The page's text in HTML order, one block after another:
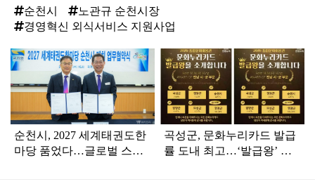
순천시
노관규 순천시장
경영혁신 외식서비스 지원사업
탑
라
인
순천시, 2027 세계태권도한
마당 품었다…글로벌 스포
곡성군, 문화누리카드 발급
률 도내 최고…‘발급왕’ 시·